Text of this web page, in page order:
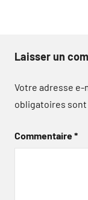
Laisser un
Votre adresse e-
obligatoires
Commentaire*